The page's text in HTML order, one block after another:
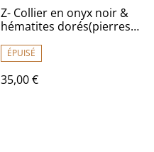
Z- Collier en onyx noir &
hématites dorés(pierres
monté sur fil de lin avec
chaîne d'extension dorée
ÉPUISÉ
35,00 €